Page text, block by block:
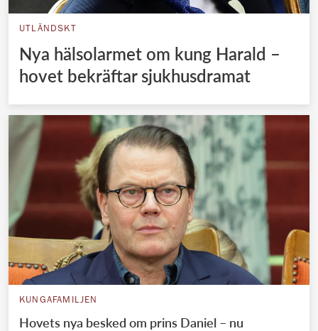
UTLÄNDSKT
Nya hälsolarmet om kung Harald –
hovet bekräftar sjukhusdramat
KUNGAFAMILJEN
Hovets nya besked om prins Daniel – nu